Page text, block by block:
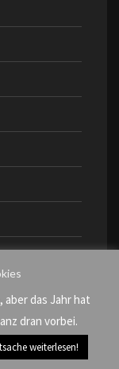
aber das Jahr hat
dran vorbei.
weiterlesen!